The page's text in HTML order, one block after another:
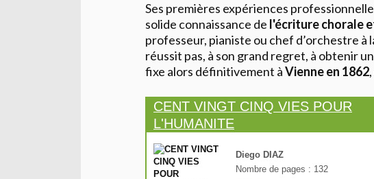
Ses premières expériences
solide connaissance de l'écriture chorale
professeur, pianiste ou chef d’orchestre à
réussit pas, à son grand regret, à obtenir
fixe alors définitivement àVienne en 1862
CENT VINGT CINQ VIES POUR
L'HUMANITE
Diego DIAZ
Nombre de pages : 132